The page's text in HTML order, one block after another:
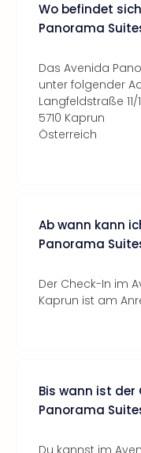
Wo befindet
Panorama
Das Avenida
unter folgender
Langfeldstraße 11/
5710 Kaprun
Österreich
Ab wann kann
Panorama
Der Check-In im
Kaprun ist am
Bis wann ist
Panorama
Du kannst im